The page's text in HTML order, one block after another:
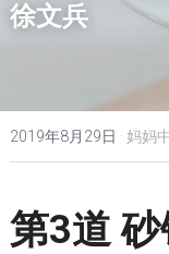
徐文兵
2019年8月29日 · 妈妈
第3道